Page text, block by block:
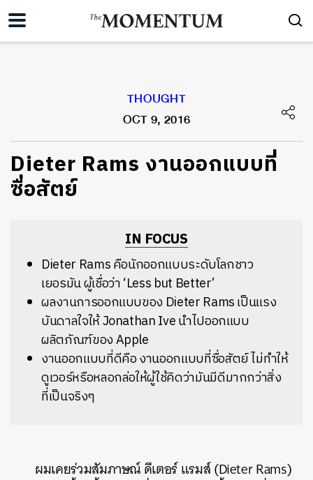
THOUGHT
OCT 9, 2016
Dieter Rams งานออกแบบที่
ซื่อสัตย์
IN FOCUS
Dieter Rams คือนักออกแบบระดับโลกชาว
เยอรมัน ผู้เชื่อว่า ‘Less but Better’
ผลงานการออกแบบของ Dieter Rams เป็นแรง
บันดาลใจให้ Jonathan Ive นำไปออกแบบ
ผลิตภัณฑ์ของ Apple
งานออกแบบที่ดีคือ งานออกแบบที่ซื่อสัตย์ ไม่ทำให้
ดูเวอร์หรือหลอกล่อให้ผู้ใช้คิดว่ามันมีดีมากกว่าสิ่ง
ที่เป็นจริงๆ
ผมเคยร่วมสัมภาษณ์ ดีเตอร์ แรมส์ (Dieter Rams)